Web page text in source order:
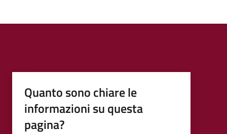
Quanto sono chiare le
informazioni su questa
pagina?